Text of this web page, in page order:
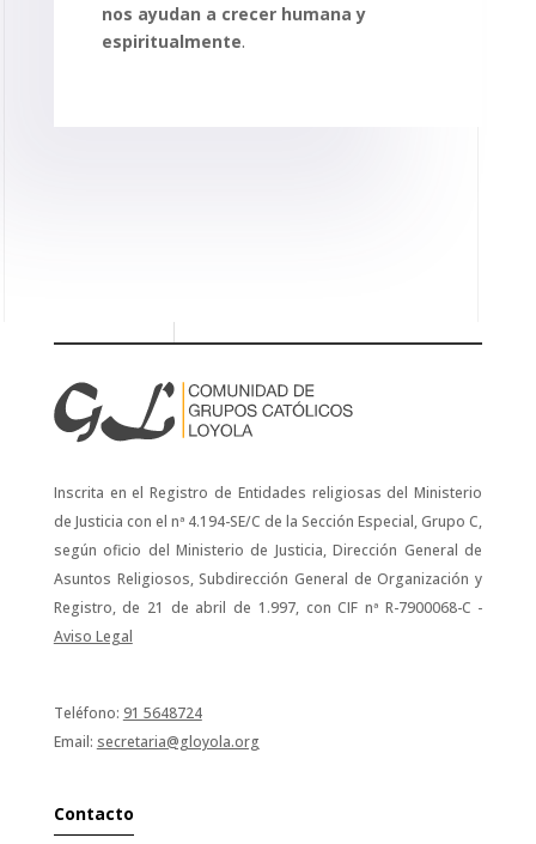
nos ayudan a crecer humana y
espiritualmente.
Inscrita en el Registro de Entidades religiosas del Ministerio
de Justicia con el nª 4.194-SE/C de la Sección Especial, Grupo C,
según oficio del Ministerio de Justicia, Dirección General de
Asuntos Religiosos, Subdirección General de Organización y
Registro, de 21 de abril de 1.997, con CIF nª R-7900068-C -
Aviso Legal
Teléfono: 91 5648724
Email: secretaria@gloyola.org
Contacto